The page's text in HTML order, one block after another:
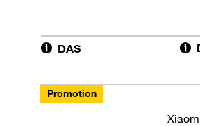
DAS
Promotion